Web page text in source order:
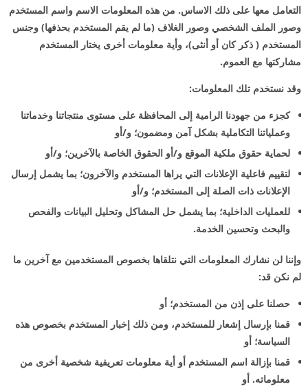
التعامل معها على ذلك الاساس. من هذه المعلومات الاسم واسم المستخدم
وصور الملف الشخصي وصور الغلاف (ما لم يقم المستخدم بحذفها) وجنس
المستخدم ( ذكر كان أو أنثى)، وأية معلومات أخرى يختار المستخدم
مشاركتها مع العموم.
وقد نستخدم تلك المعلومات:
كجزء من جهودنا الرامية إلى المحافظة على مستوى منتجاتنا وخدماتنا
وعملياتنا التكاملية بشكل آمن ومضمون؛ و/أو
لحماية حقوق ملكية الموقع و/أو الحقوق الخاصة بالآخرين؛ و/أو
لتقييم فاعلية الإعلانات التي يراها المستخدم والآخرون؛ بما يشمل إرسال
الإعلانات ذات الصلة إلى المستخدم؛ و/أو
للعمليات الداخلية؛ بما يشمل حل المشاكل وتحليل البيانات والفحص
والبحث وتحسين الخدمة.
وإننا لن نشارك المعلومات التي نتلقاها بخصوص المستخدمين مع آخرين ما
لم نكن قد:
حصلنا على إذن من المستخدم؛ أو
قمنا بإرسال إشعار للمستخدم، ومن ذلك إخبار المستخدم بخصوص هذه
السياسة؛ أو
قمنا بإزالة اسم المستخدم أو أية معلومات تعريفية شخصية أخرى من
معلوماته. أو